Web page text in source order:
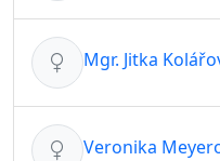
Mgr. Jitka
Veronika